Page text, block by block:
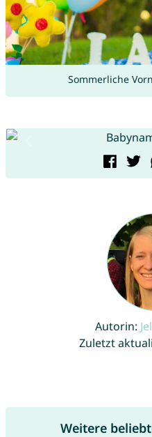
Sommerliche
Autorin:
Zuletzt
Weitere